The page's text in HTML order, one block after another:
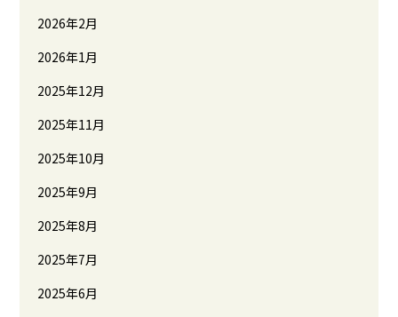
2026年2月
2026年1月
2025年12月
2025年11月
2025年10月
2025年9月
2025年8月
2025年7月
2025年6月